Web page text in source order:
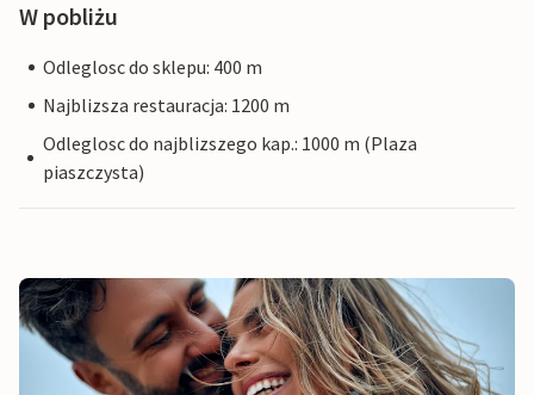
W pobliżu
Odleglosc do sklepu: 400 m
Najblizsza restauracja: 1200 m
Odleglosc do najblizszego kap.: 1000 m (Plaza
piaszczysta)